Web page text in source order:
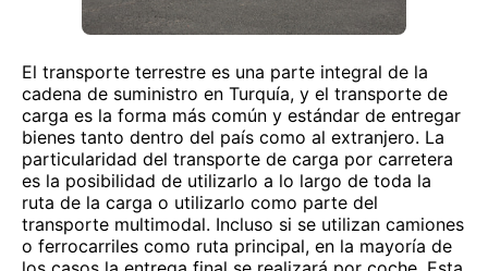
El transporte terrestre es una parte integral de la
cadena de suministro en Turquía, y el transporte de
carga es la forma más común y estándar de entregar
bienes tanto dentro del país como al extranjero. La
particularidad del transporte de carga por carretera
es la posibilidad de utilizarlo a lo largo de toda la
ruta de la carga o utilizarlo como parte del
transporte multimodal. Incluso si se utilizan camiones
o ferrocarriles como ruta principal, en la mayoría de